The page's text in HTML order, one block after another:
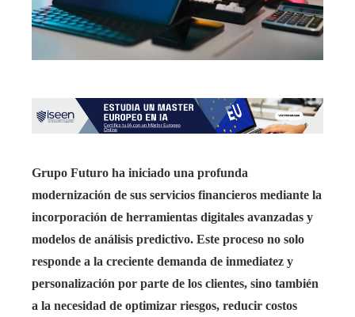
Grupo Futuro ha iniciado una profunda
modernización de sus servicios financieros mediante la
incorporación de herramientas digitales avanzadas y
modelos de análisis predictivo. Este proceso no solo
responde a la creciente demanda de inmediatez y
personalización por parte de los clientes, sino también
a la necesidad de optimizar riesgos, reducir costos